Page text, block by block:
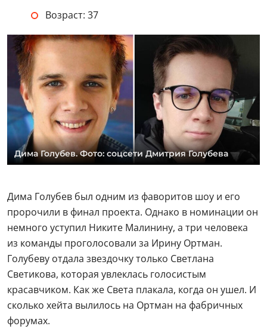
Возраст: 37
Дима Голубев. Фото: соцсети Дмитрия Голубева
Дима Голубев был одним из фаворитов шоу и его
пророчили в финал проекта. Однако в номинации он
немного уступил Никите Малинину, а три человека
из команды проголосовали за Ирину Ортман.
Голубеву отдала звездочку только Светлана
Светикова, которая увлеклась голосистым
красавчиком. Как же Света плакала, когда он ушел. И
сколько хейта вылилось на Ортман на фабричных
форумах.